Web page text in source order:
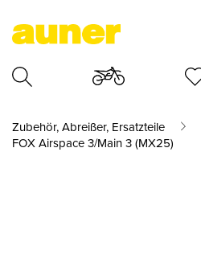
Zubehör, Abreißer, Ersatzteile
FOX Airspace 3/Main 3 (MX25)